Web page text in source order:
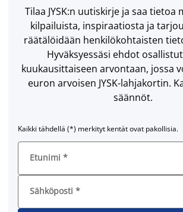
Tilaa JYSK:n uutiskirje ja saa tietoa
kilpailuista, inspiraatiosta ja
räätälöidään henkilökohtaisten
Hyväksyessäsi ehdot
kuukausittaiseen arvontaan, jossa
euron arvoisen JYSK-lahjakortin.
säännöt.
Kaikki tähdellä (*) merkityt kentät ovat pakollisia.
Etunimi *
Sähköposti *